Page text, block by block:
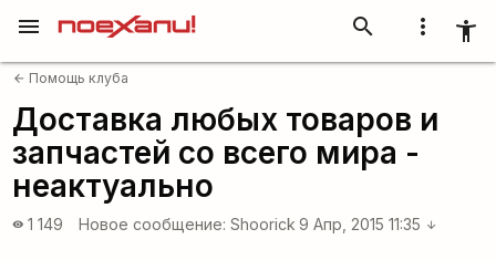
more_vert accessibility_new
search
menu
arrow_back Помощь клуба
Доставка любых товаров и
запчастей со всего мира -
неактуально
visibility 1 149 Новое сообщение: Shoorick 9 Апр, 2015 11:35 arrow_downward